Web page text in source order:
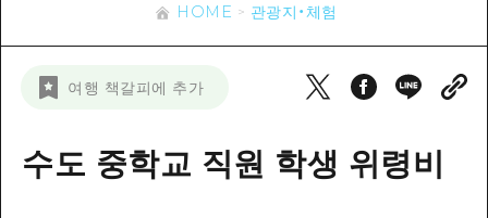
나이트 라이프
기준
미야지마(宮島) 주변
빠른 여행
게이호쿠(芸北)
야마구치(山口)현 동부
시마네(島根)현
접근
히로시마 OMOTENASHI 패스
뉴스
HOME 관광지・체험
여행 책갈피에 추가
수도 중학교 직원 학생 위령비